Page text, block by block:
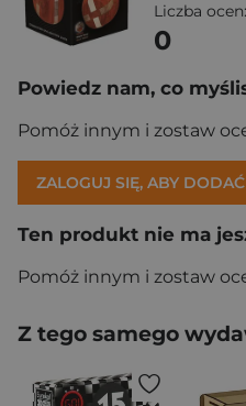
Liczba ocen:
0
Powiedz nam, co
Pomóż innym i zostaw
ZALOGUJ SIĘ, ABY
Ten produkt nie ma
Pomóż innym i zostaw
Z tego samego